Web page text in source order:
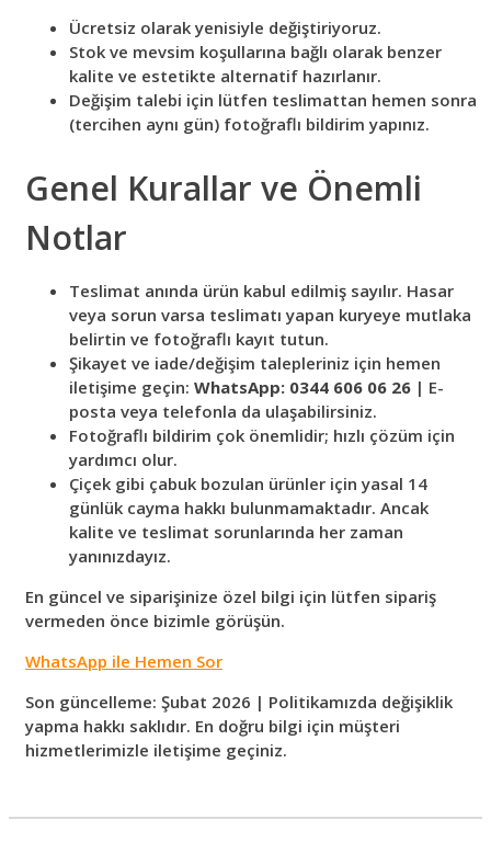
Ücretsiz olarak yenisiyle değiştiriyoruz.
Stok ve mevsim koşullarına bağlı olarak benzer
kalite ve estetikte alternatif hazırlanır.
Değişim talebi için lütfen teslimattan hemen sonra
(tercihen aynı gün) fotoğraflı bildirim yapınız.
Genel Kurallar ve Önemli
Notlar
Teslimat anında ürün kabul edilmiş sayılır. Hasar
veya sorun varsa teslimatı yapan kuryeye mutlaka
belirtin ve fotoğraflı kayıt tutun.
Şikayet ve iade/değişim talepleriniz için hemen
iletişime geçin: WhatsApp: 0344 606 06 26 | E-
posta veya telefonla da ulaşabilirsiniz.
Fotoğraflı bildirim çok önemlidir; hızlı çözüm için
yardımcı olur.
Çiçek gibi çabuk bozulan ürünler için yasal 14
günlük cayma hakkı bulunmamaktadır. Ancak
kalite ve teslimat sorunlarında her zaman
yanınızdayız.
En güncel ve siparişinize özel bilgi için lütfen sipariş
vermeden önce bizimle görüşün.
WhatsApp ile Hemen Sor
Son güncelleme: Şubat 2026 | Politikamızda değişiklik
yapma hakkı saklıdır. En doğru bilgi için müşteri
hizmetlerimizle iletişime geçiniz.